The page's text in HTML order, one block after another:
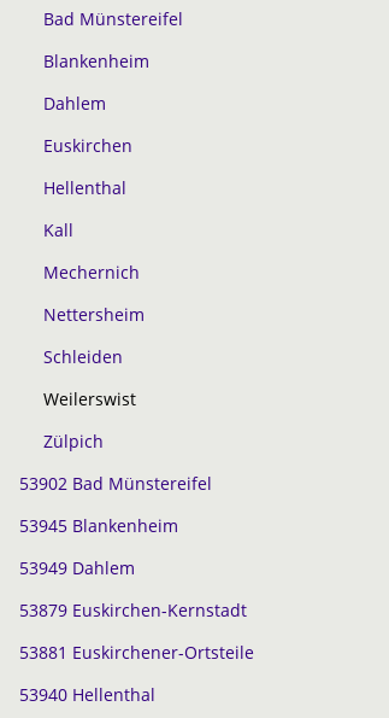
Bad Münstereifel
Blankenheim
Dahlem
Euskirchen
Hellenthal
Kall
Mechernich
Nettersheim
Schleiden
Weilerswist
Zülpich
53902 Bad Münstereifel
53945 Blankenheim
53949 Dahlem
53879 Euskirchen-Kernstadt
53881 Euskirchener-Ortsteile
53940 Hellenthal